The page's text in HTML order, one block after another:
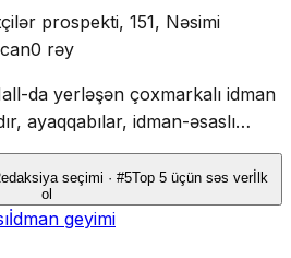
prospekti, 151, Nəsimi
0 rəy
da yerləşən çoxmarkalı idman
ayaqqabılar, idman-əsaslı
skeytbordlar təklif edir.
seçimi · #5Top 5 üçün səs verİlk
ol
İdman geyimi